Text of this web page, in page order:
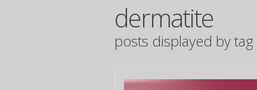
dermatite
posts displayed by tag